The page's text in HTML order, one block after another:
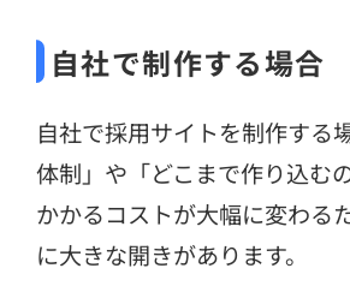
自社で制作する場合
自社で採用サイトを制作する
体制」や「どこまで作り込む
かかるコストが大幅に変わる
に大きな開きがあります。